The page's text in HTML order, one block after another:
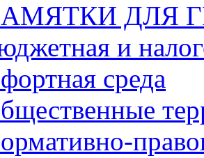
ДЛЯ
и
среда